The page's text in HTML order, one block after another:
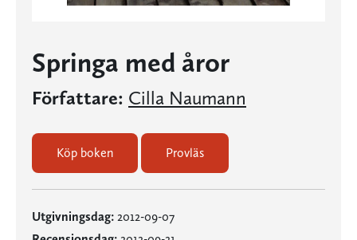
Springa med åror
Författare: Cilla Naumann
Köp boken Provläs
Utgivningsdag: 2012-09-07